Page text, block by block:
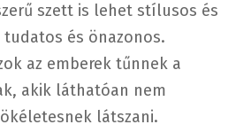
szett is lehet stílusos és
és önazonos.
az emberek tűnnek a
akik láthatóan nem
látszani.